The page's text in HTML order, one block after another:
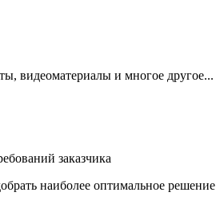
видеоматериалы и многое другое...
заказчика
наиболее оптимальное решение